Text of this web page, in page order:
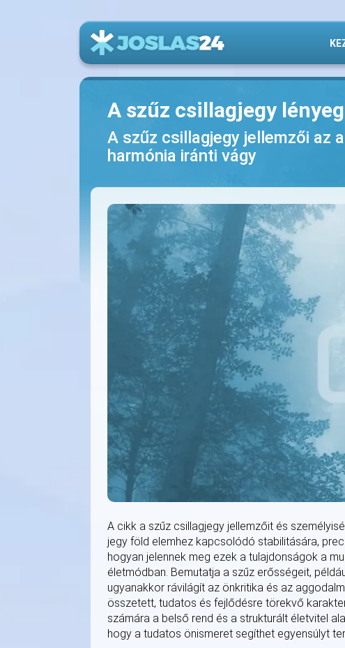
A szűz csillagjegy
A szűz csillagjegy jellemzői az
harmónia iránti vágy
A cikk a szűz csillagjegy jellemzőit és
jegy föld elemhez kapcsolódó stabilitására,
hogyan jelennek meg ezek a tulajdonságok a
életmódban. Bemutatja a szűz erősségeit,
ugyanakkor rávilágít az önkritika és az
összetett, tudatos és fejlődésre törekvő
számára a belső rend és a strukturált életvitel
hogy a tudatos önismeret segíthet egyensúlyt